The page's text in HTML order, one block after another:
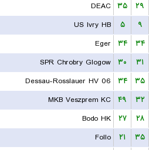
DEAC ۳۵ ۲۹
US Ivry HB
۵ ۹
Eger
۳۴ ۳۴
SPR Chrobry Glogow
۳۰ ۳۱
Dessau-Rosslauer HV 06
۳۴ ۳۵
MKB Veszprem KC
۴۹ ۳۲
Bodo HK
۲۷ ۲۸
Follo
۲۱ ۳۵